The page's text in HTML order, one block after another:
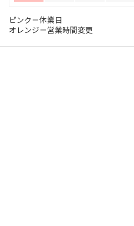
ピンク＝休業日
オレンジ＝営業時間変更